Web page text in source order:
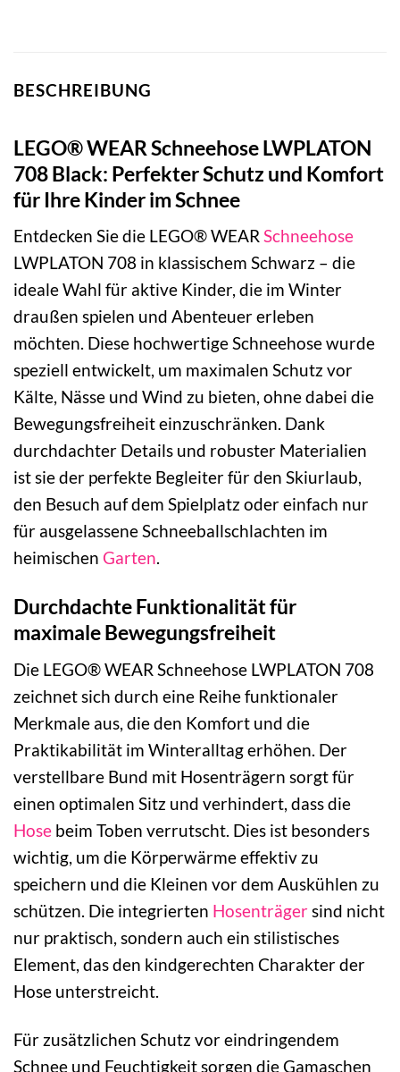
BESCHREIBUNG
LEGO® WEAR Schneehose LWPLATON
708 Black: Perfekter Schutz und Komfort
für Ihre Kinder im Schnee
Entdecken Sie die LEGO® WEAR Schneehose
LWPLATON 708 in klassischem Schwarz – die
ideale Wahl für aktive Kinder, die im Winter
draußen spielen und Abenteuer erleben
möchten. Diese hochwertige Schneehose wurde
speziell entwickelt, um maximalen Schutz vor
Kälte, Nässe und Wind zu bieten, ohne dabei die
Bewegungsfreiheit einzuschränken. Dank
durchdachter Details und robuster Materialien
ist sie der perfekte Begleiter für den Skiurlaub,
den Besuch auf dem Spielplatz oder einfach nur
für ausgelassene Schneeballschlachten im
heimischen Garten.
Durchdachte Funktionalität für
maximale Bewegungsfreiheit
Die LEGO® WEAR Schneehose LWPLATON 708
zeichnet sich durch eine Reihe funktionaler
Merkmale aus, die den Komfort und die
Praktikabilität im Winteralltag erhöhen. Der
verstellbare Bund mit Hosenträgern sorgt für
einen optimalen Sitz und verhindert, dass die
Hose beim Toben verrutscht. Dies ist besonders
wichtig, um die Körperwärme effektiv zu
speichern und die Kleinen vor dem Auskühlen zu
schützen. Die integrierten Hosenträger sind nicht
nur praktisch, sondern auch ein stilistisches
Element, das den kindgerechten Charakter der
Hose unterstreicht.
Für zusätzlichen Schutz vor eindringendem
Schnee und Feuchtigkeit sorgen die Gamaschen